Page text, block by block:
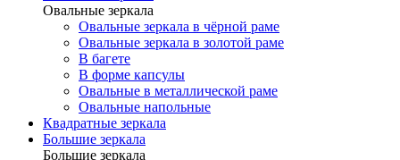
Овальные зеркала
Овальные зеркала в чёрной раме
Овальные зеркала в золотой раме
В багете
В форме капсулы
Овальные в металлической раме
Овальные напольные
Квадратные зеркала
Большие зеркала
Большие зеркала